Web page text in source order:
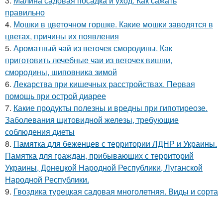
правильно
4. Мошки в цветочном горшке. Какие мошки заводятся в
цветах, причины их появления
5. Ароматный чай из веточек смородины. Как
приготовить лечебные чаи из веточек вишни,
смородины, шиповника зимой
6. Лекарства при кишечных расстройствах. Первая
помощь при острой диарее
7. Какие продукты полезны и вредны при гипотиреозе.
Заболевания щитовидной железы, требующие
соблюдения диеты
8. Памятка для беженцев с территории ЛДНР и Украины.
Памятка для граждан, прибывающих с территорий
Украины, Донецкой Народной Республики, Луганской
Народной Республики.
9. Гвоздика турецкая садовая многолетняя. Виды и сорта